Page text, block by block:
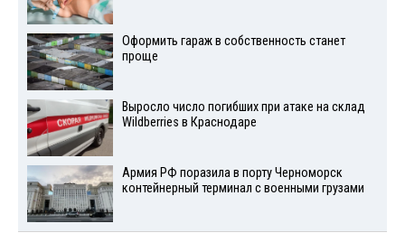
Оформить гараж в собственность станет
проще
Выросло число погибших при атаке на склад
Wildberries в Краснодаре
Армия РФ поразила в порту Черноморск
контейнерный терминал с военными грузами